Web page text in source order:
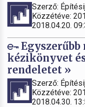
Szerző:
Közzétéve:
2018.04.20.
kézikönyvet
rendeletet »
Szerző:
Közzétéve:
2018.04.30.